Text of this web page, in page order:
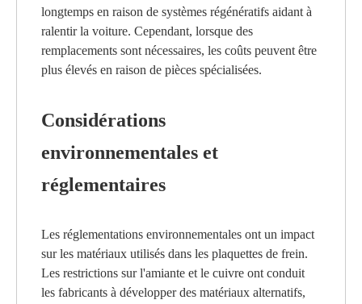
longtemps en raison de systèmes régénératifs aidant à
ralentir la voiture. Cependant, lorsque des
remplacements sont nécessaires, les coûts peuvent être
plus élevés en raison de pièces spécialisées.
Considérations
environnementales et
réglementaires
Les réglementations environnementales ont un impact
sur les matériaux utilisés dans les plaquettes de frein.
Les restrictions sur l'amiante et le cuivre ont conduit
les fabricants à développer des matériaux alternatifs,